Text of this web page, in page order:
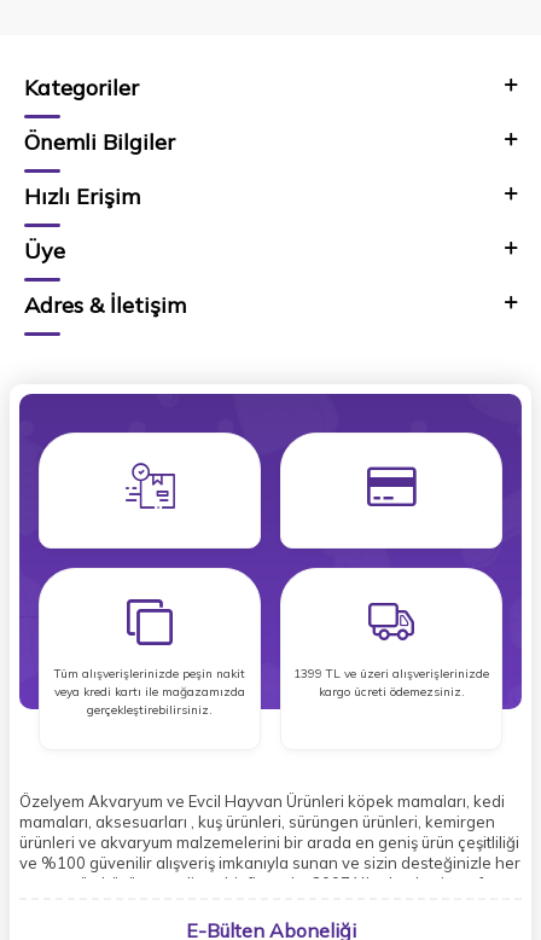
Kategoriler
Önemli Bilgiler
Hızlı Erişim
Üye
Adres & İletişim
Tüm alışverişlerinizde peşin nakit
veya kredi kartı ile mağazamızda
gerçekleştirebilirsiniz.
1399 TL ve üzeri alışverişlerinizde
kargo ücreti ödemezsiniz.
Özelyem Akvaryum ve Evcil Hayvan Ürünleri köpek mamaları, kedi
mamaları, aksesuarları , kuş ürünleri, sürüngen ürünleri, kemirgen
ürünleri ve akvaryum malzemelerini bir arada en geniş ürün çeşitliliği
ve %100 güvenilir alışveriş imkanıyla sunan ve sizin desteğinizle her
geçen gün büyüyen gelişen bir firmadır. 2007 Yılından beri tarafsız
yolumuza devam etmekteyiz. Müşterilerimizin rahatlığı ve
E-Bülten Aboneliği